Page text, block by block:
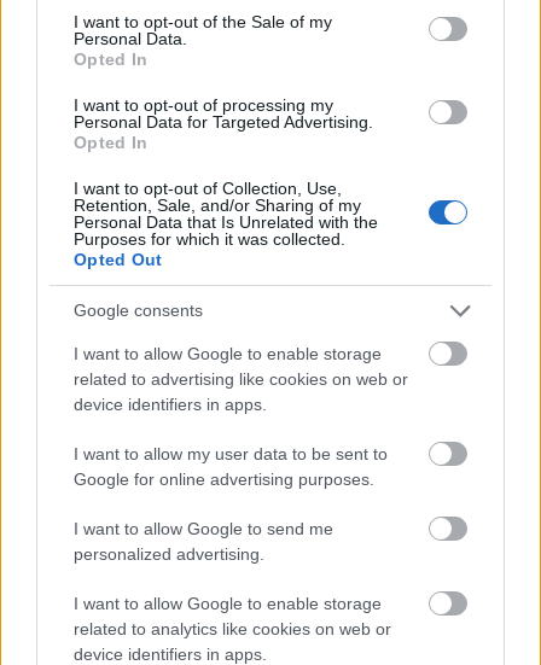
consent section.
I want to opt-out of the Sale of my
Personal Data.
Opted In
I want to opt-out of processing my
Personal Data for Targeted Advertising.
Opted In
I want to opt-out of Collection, Use,
Retention, Sale, and/or Sharing of my
Personal Data that Is Unrelated with the
Purposes for which it was collected.
Opted Out
Google consents
I want to allow Google to enable storage
related to advertising like cookies on web or
device identifiers in apps.
I want to allow my user data to be sent to
Google for online advertising purposes.
I want to allow Google to send me
personalized advertising.
I want to allow Google to enable storage
related to analytics like cookies on web or
device identifiers in apps.
állam
ELEMZÉSEK 2026. júl. 22.
Vagyonvisszaszerzés: amikor a pénz
ELEMZÉSEK 2026. júl. 21.